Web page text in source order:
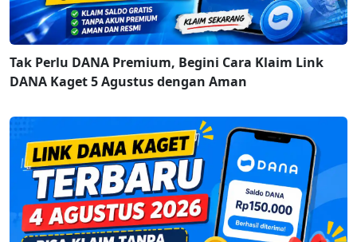
Tak Perlu DANA Premium, Begini Cara Klaim Link
DANA Kaget 5 Agustus dengan Aman